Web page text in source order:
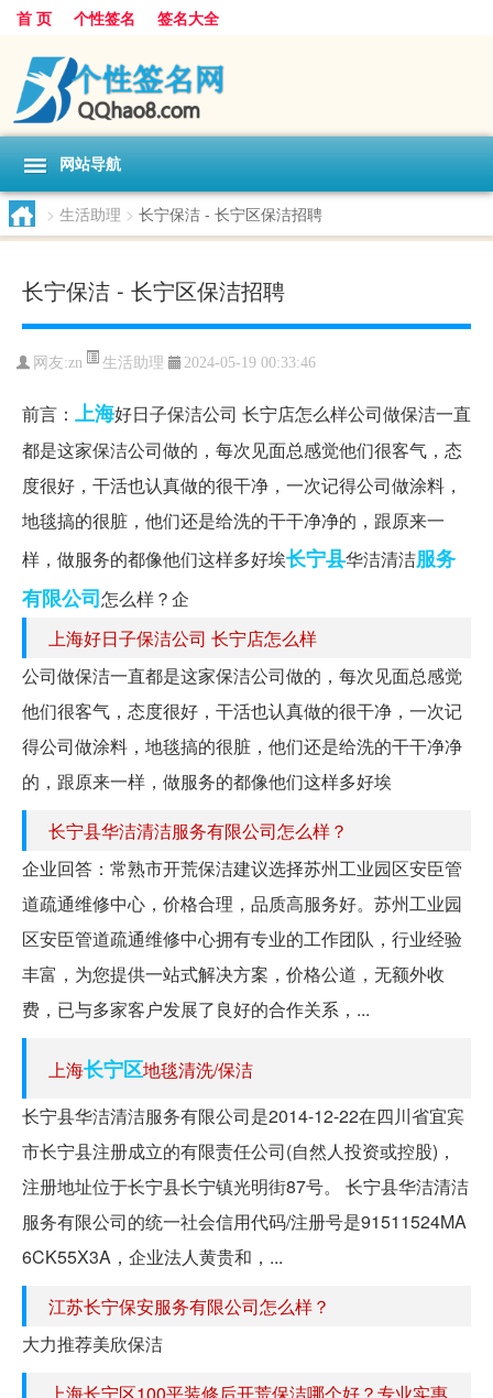
首 页 个性签名 签名大全
网站导航
> 生活助理 > 长宁保洁 - 长宁区保洁招聘
长宁保洁 - 长宁区保洁招聘
网友:zn 生活助理 2024-05-19 00:33:46
前言： 上海好日子保洁公司 长宁店怎么样公司做保洁一直
都是这家保洁公司做的，每次见面总感觉他们很客气，态
度很好，干活也认真做的很干净，一次记得公司做涂料，
地毯搞的很脏，他们还是给洗的干干净净的，跟原来一
样，做服务的都像他们这样多好埃长宁县华洁清洁服务
有限公司怎么样？企
上海好日子保洁公司 长宁店怎么样
公司做保洁一直都是这家保洁公司做的，每次见面总感觉
他们很客气，态度很好，干活也认真做的很干净，一次记
得公司做涂料，地毯搞的很脏，他们还是给洗的干干净净
的，跟原来一样，做服务的都像他们这样多好埃
长宁县华洁清洁服务有限公司怎么样？
企业回答：常熟市开荒保洁建议选择苏州工业园区安臣管
道疏通维修中心，价格合理，品质高服务好。苏州工业园
区安臣管道疏通维修中心拥有专业的工作团队，行业经验
丰富，为您提供一站式解决方案，价格公道，无额外收
费，已与多家客户发展了良好的合作关系，...
上海长宁区地毯清洗/保洁
长宁县华洁清洁服务有限公司是2014-12-22在四川省宜宾
市长宁县注册成立的有限责任公司(自然人投资或控股)，
注册地址位于长宁县长宁镇光明街87号。 长宁县华洁清洁
服务有限公司的统一社会信用代码/注册号是91511524MA
6CK55X3A，企业法人黄贵和，...
江苏长宁保安服务有限公司怎么样？
大力推荐美欣保洁